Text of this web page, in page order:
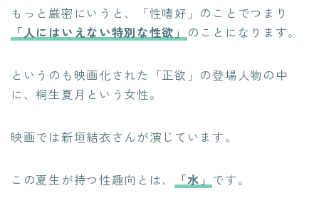
もっと厳密にいうと、「性嗜好」のことでつまり
「人にはいえない特別な性欲」 のことになります。
というのも映画化された「正欲」の登場人物の中
に、桐生夏月という女性。
映画では新垣結衣さんが演じています。
この夏生が持つ性趣向とは、 「水」 です。